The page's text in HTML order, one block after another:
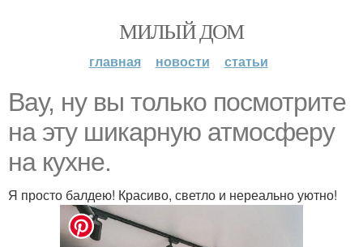
МИЛЫЙ ДОМ
главная новости статьи
Вау, ну вы только посмотрите
на эту шикарную атмосферу
на кухне.
Я просто балдею! Красиво, светло и нереально уютно!